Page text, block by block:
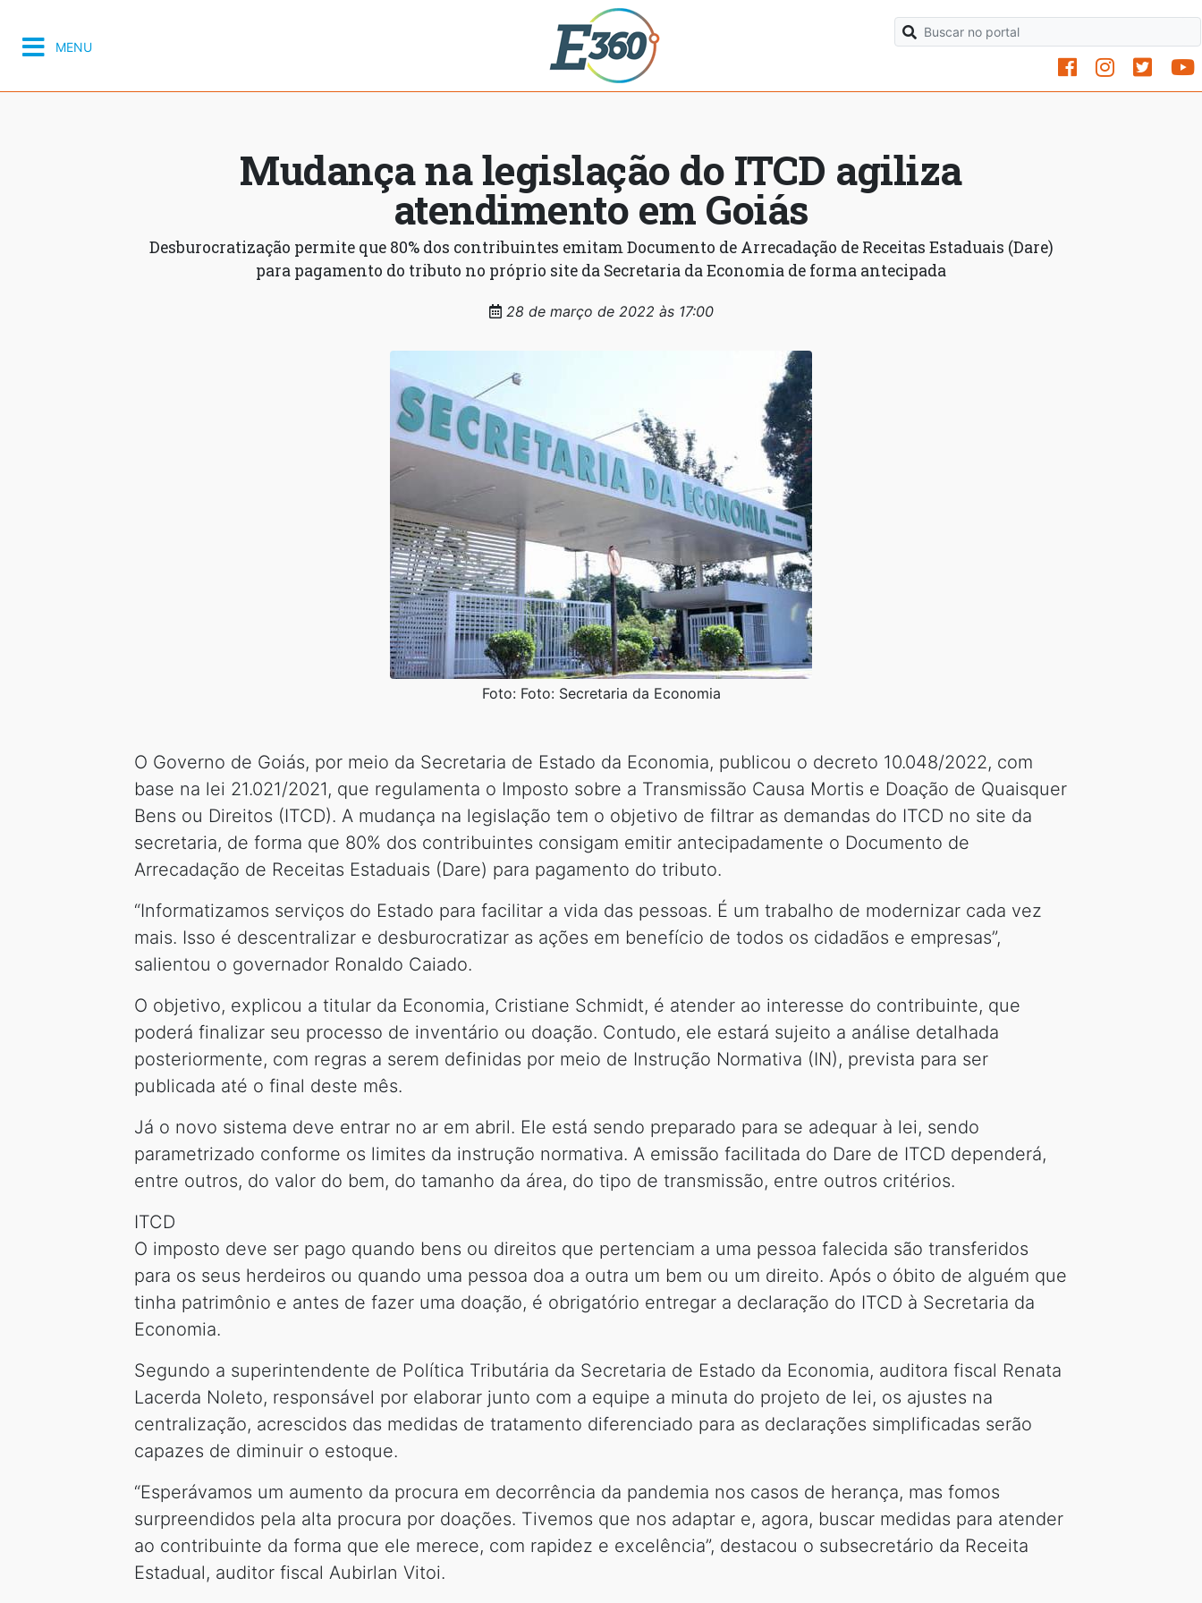
MENU
Mudança na legislação do ITCD agiliza
atendimento em Goiás
Desburocratização permite que 80% dos contribuintes emitam Documento de Arrecadação de Receitas Estaduais (Dare)
para pagamento do tributo no próprio site da Secretaria da Economia de forma antecipada
28 de março de 2022 às 17:00
Foto: Foto: Secretaria da Economia
O Governo de Goiás, por meio da Secretaria de Estado da Economia, publicou o decreto 10.048/2022, com
base na lei 21.021/2021, que regulamenta o Imposto sobre a Transmissão Causa Mortis e Doação de Quaisquer
Bens ou Direitos (ITCD). A mudança na legislação tem o objetivo de filtrar as demandas do ITCD no site da
secretaria, de forma que 80% dos contribuintes consigam emitir antecipadamente o Documento de
Arrecadação de Receitas Estaduais (Dare) para pagamento do tributo.
“Informatizamos serviços do Estado para facilitar a vida das pessoas. É um trabalho de modernizar cada vez
mais. Isso é descentralizar e desburocratizar as ações em benefício de todos os cidadãos e empresas”,
salientou o governador Ronaldo Caiado.
O objetivo, explicou a titular da Economia, Cristiane Schmidt, é atender ao interesse do contribuinte, que
poderá finalizar seu processo de inventário ou doação. Contudo, ele estará sujeito a análise detalhada
posteriormente, com regras a serem definidas por meio de Instrução Normativa (IN), prevista para ser
publicada até o final deste mês.
Já o novo sistema deve entrar no ar em abril. Ele está sendo preparado para se adequar à lei, sendo
parametrizado conforme os limites da instrução normativa. A emissão facilitada do Dare de ITCD dependerá,
entre outros, do valor do bem, do tamanho da área, do tipo de transmissão, entre outros critérios.
ITCD
O imposto deve ser pago quando bens ou direitos que pertenciam a uma pessoa falecida são transferidos
para os seus herdeiros ou quando uma pessoa doa a outra um bem ou um direito. Após o óbito de alguém que
tinha patrimônio e antes de fazer uma doação, é obrigatório entregar a declaração do ITCD à Secretaria da
Economia.
Segundo a superintendente de Política Tributária da Secretaria de Estado da Economia, auditora fiscal Renata
Lacerda Noleto, responsável por elaborar junto com a equipe a minuta do projeto de lei, os ajustes na
centralização, acrescidos das medidas de tratamento diferenciado para as declarações simplificadas serão
capazes de diminuir o estoque.
“Esperávamos um aumento da procura em decorrência da pandemia nos casos de herança, mas fomos
surpreendidos pela alta procura por doações. Tivemos que nos adaptar e, agora, buscar medidas para atender
ao contribuinte da forma que ele merece, com rapidez e excelência”, destacou o subsecretário da Receita
Estadual, auditor fiscal Aubirlan Vitoi.